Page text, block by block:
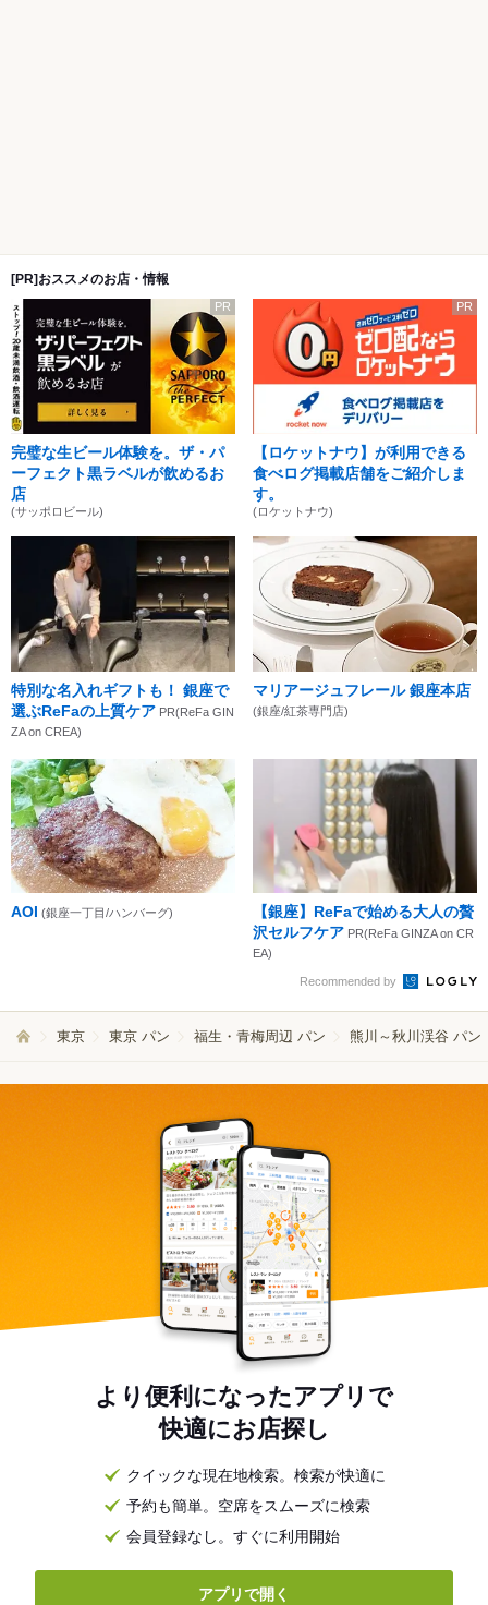
[PR]おススメのお店・情報
PR
完璧な生ビール体験を。ザ・パ
ーフェクト黒ラベルが飲めるお
店
(サッポロビール)
PR
【ロケットナウ】が利用できる
食べログ掲載店舗をご紹介しま
す。
(ロケットナウ)
特別な名入れギフトも！ 銀座で
選ぶReFaの上質ケア PR(ReFa GIN
ZA on CREA)
マリアージュフレール 銀座本店
(銀座/紅茶専門店)
AOI (銀座一丁目/ハンバーグ)
【銀座】ReFaで始める大人の贅
沢セルフケア PR(ReFa GINZA on CR
EA)
Recommended by
東京 東京 パン 福生・青梅周辺 パン 熊川～秋川渓谷 パン
より便利になったアプリで
快適にお店探し
クイックな現在地検索。検索が快適に
予約も簡単。空席をスムーズに検索
会員登録なし。すぐに利用開始
アプリで開く